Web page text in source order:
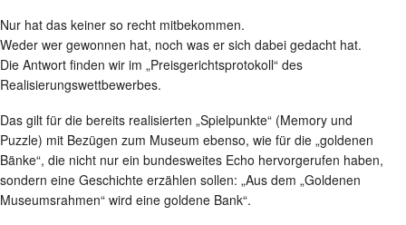
Nur hat das keiner so recht mitbekommen.
Weder wer gewonnen hat, noch was er sich dabei gedacht hat.
Die Antwort finden wir im „Preisgerichtsprotokoll“ des
Realisierungswettbewerbes.
Das gilt für die bereits realisierten „Spielpunkte“ (Memory und
Puzzle) mit Bezügen zum Museum ebenso, wie für die „goldenen
Bänke“, die nicht nur ein bundesweites Echo hervorgerufen haben,
sondern eine Geschichte erzählen sollen: „Aus dem „Goldenen
Museumsrahmen“ wird eine goldene Bank“.